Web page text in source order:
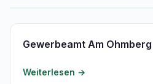
Gewerbeamt Am Ohmberg
Weiterlesen →